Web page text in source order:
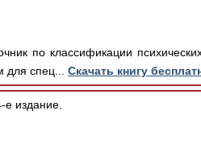
по классификации
для спец... Скачать книгу
издание.